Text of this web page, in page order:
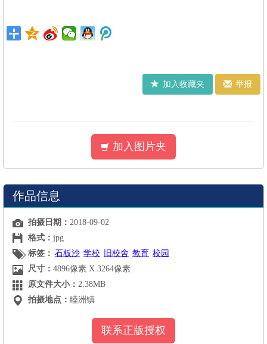
加入收藏夹 举报
加入图片夹
作品信息
拍摄日期： 2018-09-02
格式： jpg
标签： 石板沙 学校 旧校舍 教育 校园
尺寸： 4896像素 X 3264像素
原文件大小： 2.38MB
拍摄地点： 睦洲镇
联系正版授权